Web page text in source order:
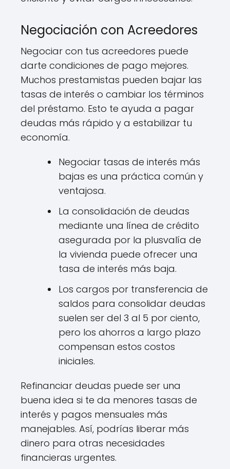
Negociación con Acreedores
Negociar con tus acreedores puede
darte condiciones de pago mejores.
Muchos prestamistas pueden bajar las
tasas de interés o cambiar los términos
del préstamo. Esto te ayuda a pagar
deudas más rápido y a estabilizar tu
economía.
Negociar tasas de interés más
bajas es una práctica común y
ventajosa.
La consolidación de deudas
mediante una línea de crédito
asegurada por la plusvalía de
la vivienda puede ofrecer una
tasa de interés más baja.
Los cargos por transferencia de
saldos para consolidar deudas
suelen ser del 3 al 5 por ciento,
pero los ahorros a largo plazo
compensan estos costos
iniciales.
Refinanciar deudas puede ser una
buena idea si te da menores tasas de
interés y pagos mensuales más
manejables. Así, podrías liberar más
dinero para otras necesidades
financieras urgentes.